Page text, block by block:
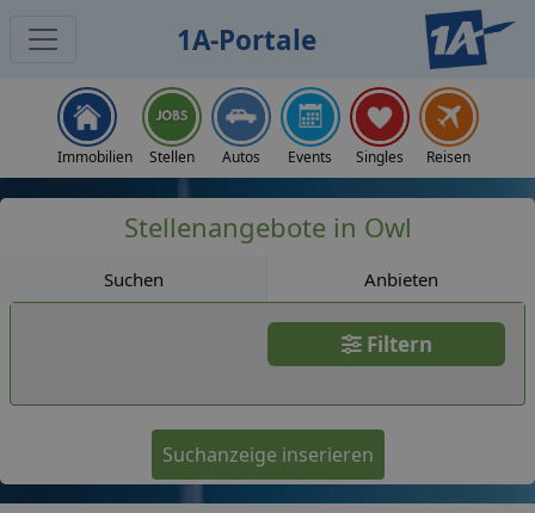
1A-Portale
Immobilien Stellen Autos Events Singles Reisen
Stellenangebote in Owl
Suchen Anbieten
Filtern
Suchanzeige inserieren